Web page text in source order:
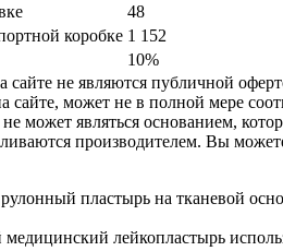
48
коробке 1 152
10%
сайте не являются публичной
сайте, может не в полной мере
может являться основанием,
производителем. Вы
пластырь на тканевой
лейкопластырь